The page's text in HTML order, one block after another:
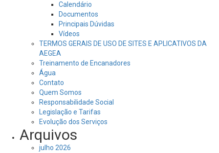
Calendário
Documentos
Principais Dúvidas
Vídeos
TERMOS GERAIS DE USO DE SITES E APLICATIVOS DA
AEGEA
Treinamento de Encanadores
Água
Contato
Quem Somos
Responsabilidade Social
Legislação e Tarifas
Evolução dos Serviços
Arquivos
julho 2026